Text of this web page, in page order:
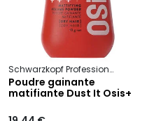
Volume & Maintien Schwarzkopf Professional
Poudre gainante
matifiante Dust It Osis+